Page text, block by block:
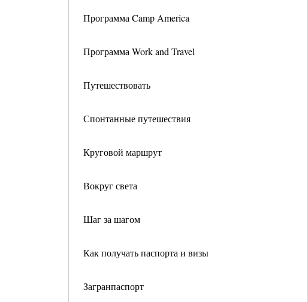
Программа Camp America
Программа Work and Travel
Путешествовать
Спонтанные путешествия
Круговой маршрут
Вокруг света
Шаг за шагом
Как получать паспорта и визы
Загранпаспорт